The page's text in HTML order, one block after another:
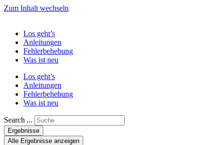
Zum Inhalt wechseln
Los geht’s
Anleitungen
Fehlerbehebung
Was ist neu
Los geht’s
Anleitungen
Fehlerbehebung
Was ist neu
Search ...
Ergebnisse
Alle Ergebnisse anzeigen